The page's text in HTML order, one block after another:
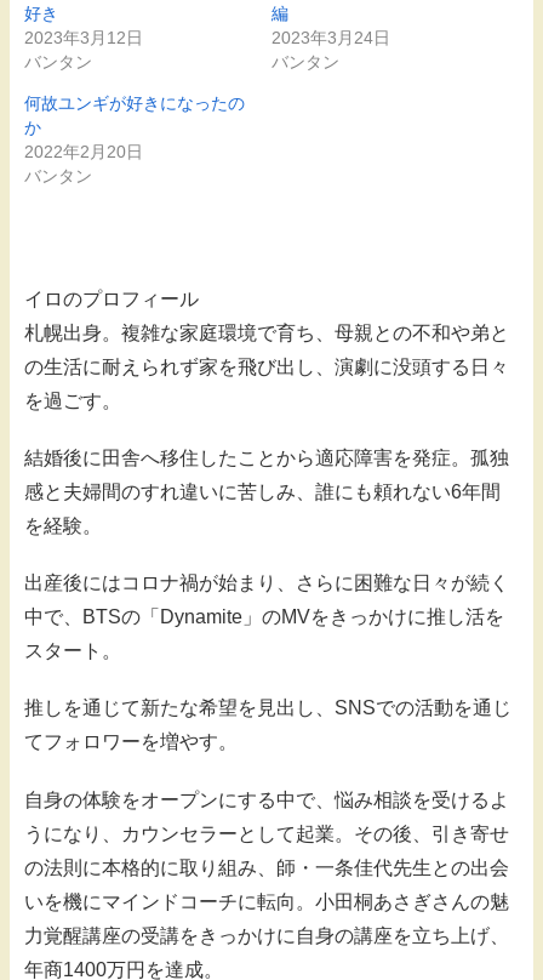
好き
2023年3月12日
バンタン
編
2023年3月24日
バンタン
何故ユンギが好きになったの
か
2022年2月20日
バンタン
イロのプロフィール
札幌出身。複雑な家庭環境で育ち、母親との不和や弟と
の生活に耐えられず家を飛び出し、演劇に没頭する日々
を過ごす。
結婚後に田舎へ移住したことから適応障害を発症。孤独
感と夫婦間のすれ違いに苦しみ、誰にも頼れない6年間
を経験。
出産後にはコロナ禍が始まり、さらに困難な日々が続く
中で、BTSの「Dynamite」のMVをきっかけに推し活を
スタート。
推しを通じて新たな希望を見出し、SNSでの活動を通じ
てフォロワーを増やす。
自身の体験をオープンにする中で、悩み相談を受けるよ
うになり、カウンセラーとして起業。その後、引き寄せ
の法則に本格的に取り組み、師・一条佳代先生との出会
いを機にマインドコーチに転向。小田桐あさぎさんの魅
力覚醒講座の受講をきっかけに自身の講座を立ち上げ、
年商1400万円を達成。